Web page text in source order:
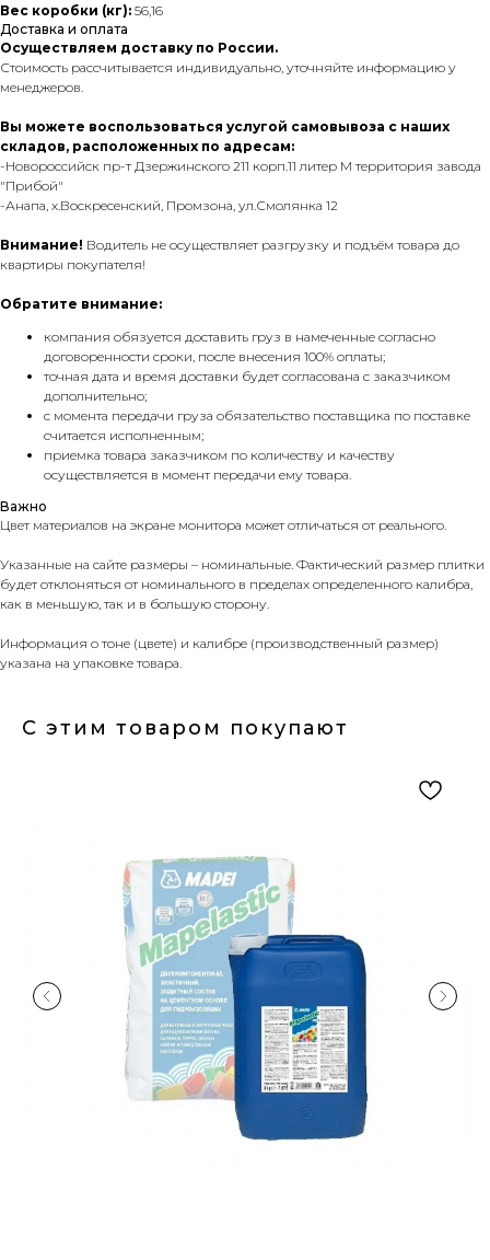
Вес коробки (кг): 56,16
Доставка и оплата
Осуществляем доставку по России.
Стоимость рассчитывается индивидуально, уточняйте информацию у
менеджеров.
Вы можете воспользоваться услугой самовывоза с наших
складов, расположенных по адресам:
-Новороссийск пр-т Дзержинского 211 корп.11 литер М территория завода
"Прибой"
-Анапа, х.Воскресенский, Промзона, ул.Смолянка 12
Внимание! Водитель не осуществляет разгрузку и подъём товара до
квартиры покупателя!
Обратите внимание:
компания обязуется доставить груз в намеченные согласно
договоренности сроки, после внесения 100% оплаты;
точная дата и время доставки будет согласована с заказчиком
дополнительно;
с момента передачи груза обязательство поставщика по поставке
считается исполненным;
приемка товара заказчиком по количеству и качеству
осуществляется в момент передачи ему товара.
Важно
Цвет материалов на экране монитора может отличаться от реального.
Указанные на сайте размеры – номинальные. Фактический размер плитки
будет отклоняться от номинального в пределах определенного калибра,
как в меньшую, так и в большую сторону.
Информация о тоне (цвете) и калибре (производственный размер)
указана на упаковке товара.
С этим товаром покупают